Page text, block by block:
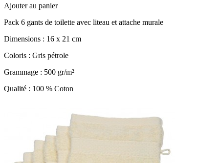
Ajouter au panier
Pack 6 gants de toilette avec liteau et attache murale
Dimensions : 16 x 21 cm
Coloris : Gris pétrole
Grammage : 500 gr/m²
Qualité : 100 % Coton